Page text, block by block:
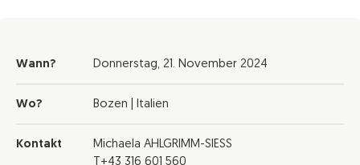
Wann? Donnerstag, 21. November 2024
Wo? Bozen | Italien
Kontakt
Michaela AHLGRIMM-SIESS
T+43 316 601 560